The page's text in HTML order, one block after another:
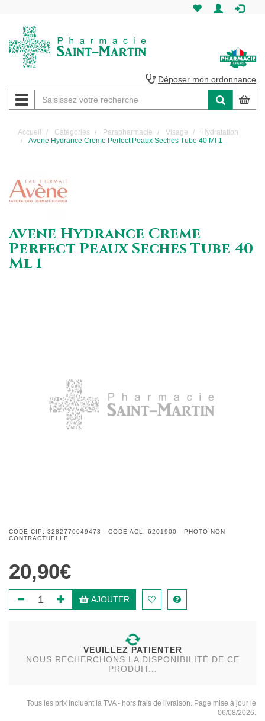
Martin
Pharmacie
Saint-
Déposer mon ordonnance
Navigation
Accueil Catégories Parapharmacie Visage
Hydratation
Avene Hydrance Creme Perfect Peaux Seches Tube 40 Ml 1
Avene Hydrance Creme
Perfect Peaux Seches Tube 40
Ml 1
CODE CIP: 3282770049473 CODE ACL: 6201900 PHOTO NON
CONTRACTUELLE
20,90€
AJOUTER
VEUILLEZ PATIENTER
NOUS RECHERCHONS LA DISPONIBILITÉ DE CE
PRODUIT...
Tous les prix incluent la TVA - hors frais de livraison. Page mise à jour le
06/08/2026.